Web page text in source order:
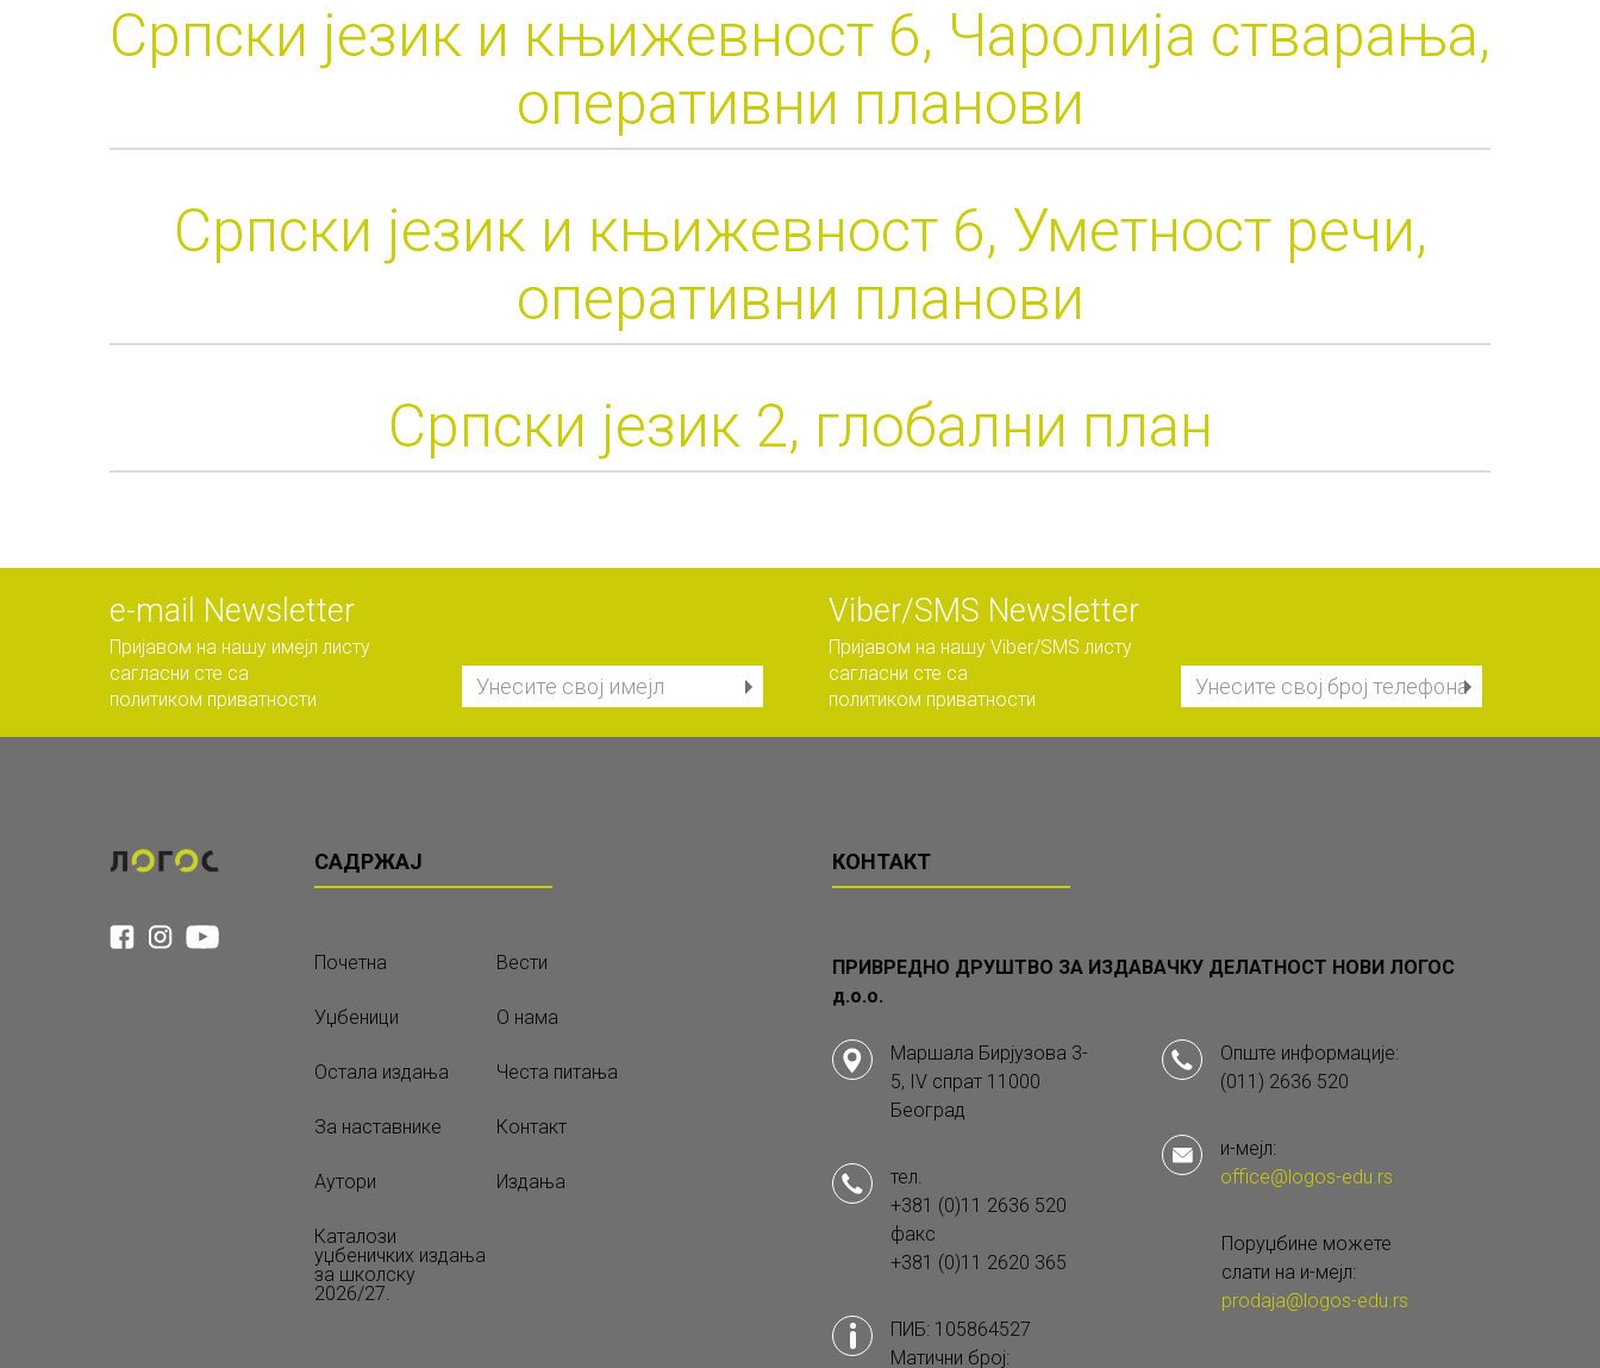
Српски језик и књижевност 6, Чаролија стварања,
оперативни планови
Српски језик и књижевност 6, Уметност речи,
оперативни планови
Српски језик 2, глобални план
е-mail Newsletter
Пријавом на нашу имејл листу
сагласни сте са
политиком приватности
Viber/SMS Newsletter
Пријавом на нашу Viber/SMS листу
сагласни сте са
политиком приватности
САДРЖАЈ
Почетна Вести
Уџбеници О нама
Остала издања Честа питања
За наставнике Контакт
Аутори Издања
Каталози
уџбеничких издања
за школску
2026/27.
КОНТАКТ
ПРИВРЕДНО ДРУШТВО ЗА ИЗДАВАЧКУ ДЕЛАТНОСТ НОВИ ЛОГОС
д.о.о.
Маршала Бирјузова 3-
5, IV спрат 11000
Београд
тел.
+381 (0)11 2636 520
факс
+381 (0)11 2620 365
ПИБ: 105864527
Матични број:
Опште информације:
(011) 2636 520
и-мејл:
office@logos-edu.rs
Поруџбине можете
слати на и-мејл:
prodaja@logos-edu.rs